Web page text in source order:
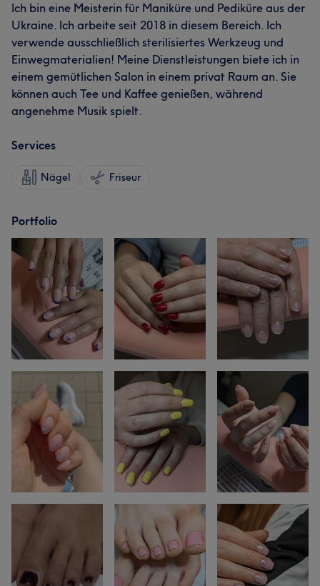
Ich bin eine Meisterin für Maniküre und Pediküre aus der
Ukraine. Ich arbeite seit 2018 in diesem Bereich. Ich
verwende ausschließlich sterilisiertes Werkzeug und
Einwegmaterialien! Meine Dienstleistungen biete ich in
einem gemütlichen Salon in einem privat Raum an. Sie
können auch Tee und Kaffee genießen, während
angenehme Musik spielt.
Services
Nägel Friseur
Portfolio